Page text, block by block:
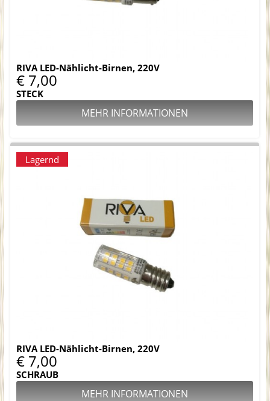
RIVA LED-Nählicht-Birnen, 220V
€ 7,00
STECK
MEHR INFORMATIONEN
Lagernd
RIVA LED-Nählicht-Birnen, 220V
€ 7,00
SCHRAUB
MEHR INFORMATIONEN